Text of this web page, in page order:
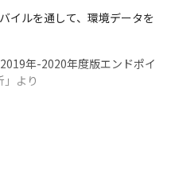
イルを通して、環境データを
年-2020年度版エンドポイ
より